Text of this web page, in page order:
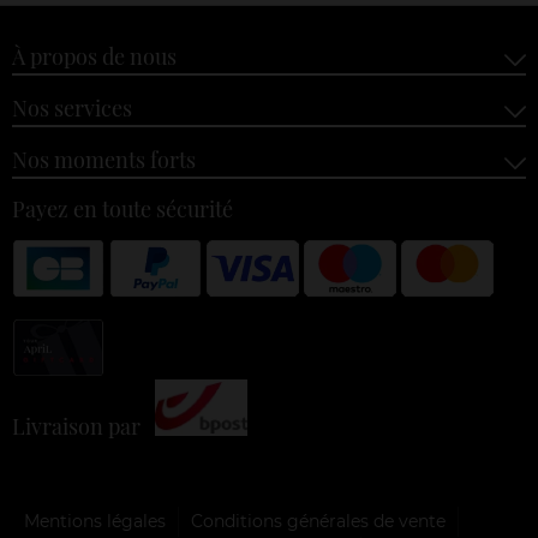
À propos de nous
Nos services
Nos moments forts
Payez en toute sécurité
Livraison par
Mentions légales Conditions générales de vente